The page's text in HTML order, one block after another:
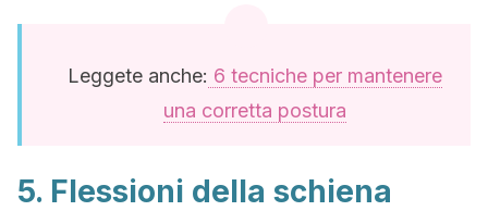
Leggete anche: 6 tecniche per mantenere
una corretta postura
5. Flessioni della schiena